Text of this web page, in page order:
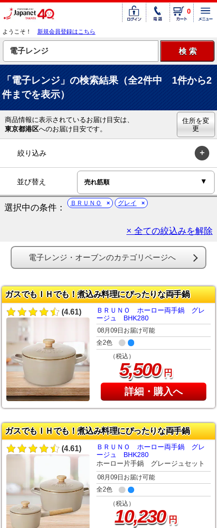
0
ようこそ！ 新規会員登録はこちら
「電子レンジ」の検索結果（全2件中 1件から2
件までを表示）
商品情報に表示されているお届け目安は、
東京都港区へのお届け目安です。
住所を変
更
絞り込み
並び替え
選択中の条件： ＢＲＵＮＯ グレイ
× 全ての絞込みを解除
電子レンジ・オーブンのカテゴリページへ
ガスでもＩＨでも！煮込み料理にぴったりな両手鍋
(4.61)
ＢＲＵＮＯ ホーロー両手鍋 グレ
ージュ BHK280
08月09日お届け可能
全2色
（税込）
5,500円
詳細・購入へ
ガスでもＩＨでも！煮込み料理にぴったりな両手鍋
(4.61)
ＢＲＵＮＯ ホーロー両手鍋 グレ
ージュ BHK280
ホーロー片手鍋 グレージュセット
08月09日お届け可能
全2色
（税込）
10,230円